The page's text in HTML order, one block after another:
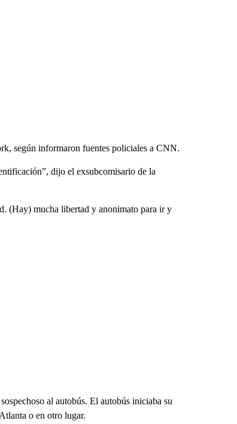
según informaron fuentes policiales a CNN.
dijo el exsubcomisario de la
(Hay) mucha libertad y anonimato para ir y
al autobús. El autobús iniciaba su
o en otro lugar.